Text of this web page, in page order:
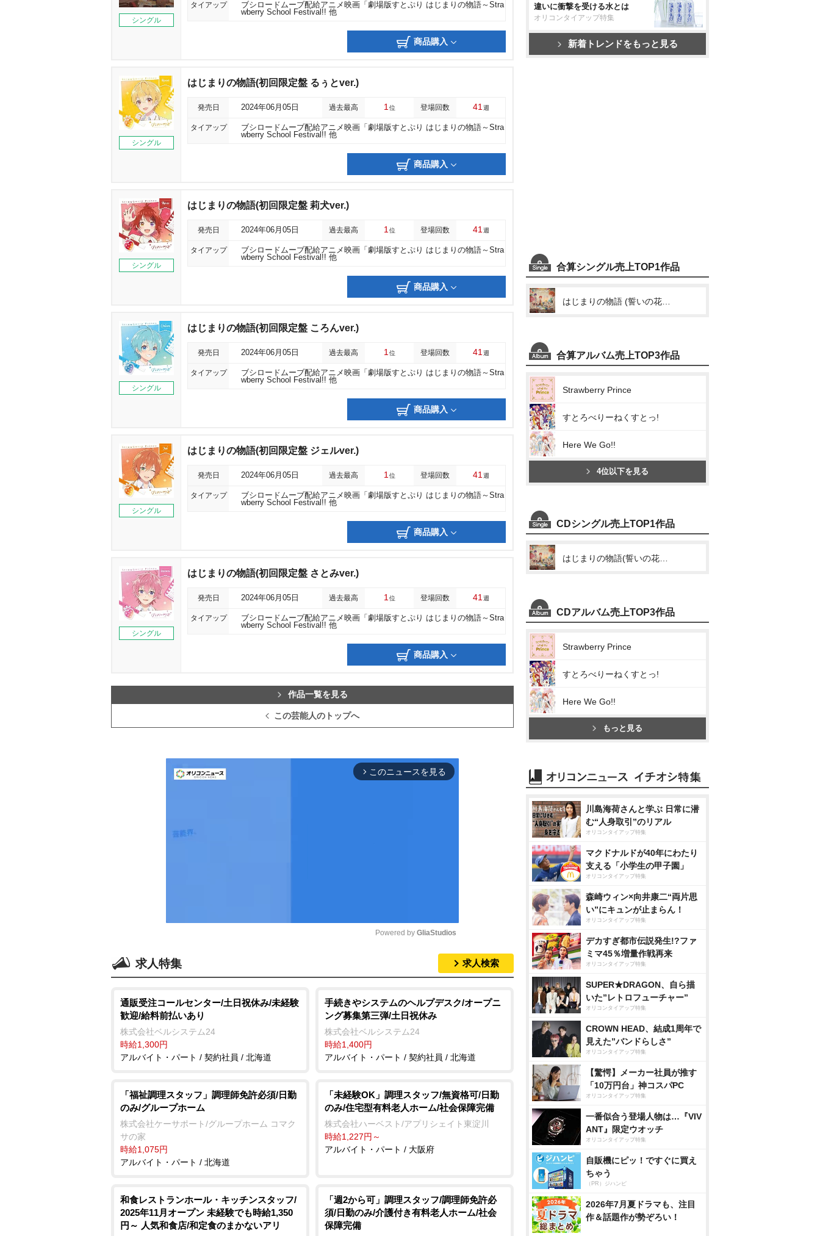
シングル
タイアップ
ブシロードムーブ配給アニメ映画「劇場版すとぷり はじまりの物語～Stra
wberry School Festival!! 他
商品購入
シングル
はじまりの物語(初回限定盤 るぅとver.)
発売日 2024年06月05日 過去最高 1 位 登場回数 41 週
タイアップ
ブシロードムーブ配給アニメ映画「劇場版すとぷり はじまりの物語～Stra
wberry School Festival!! 他
商品購入
シングル
はじまりの物語(初回限定盤 莉犬ver.)
発売日 2024年06月05日 過去最高 1 位 登場回数 41 週
タイアップ
ブシロードムーブ配給アニメ映画「劇場版すとぷり はじまりの物語～Stra
wberry School Festival!! 他
商品購入
シングル
はじまりの物語(初回限定盤 ころんver.)
発売日 2024年06月05日 過去最高 1 位 登場回数 41 週
タイアップ
ブシロードムーブ配給アニメ映画「劇場版すとぷり はじまりの物語～Stra
wberry School Festival!! 他
商品購入
シングル
はじまりの物語(初回限定盤 ジェルver.)
発売日 2024年06月05日 過去最高 1 位 登場回数 41 週
タイアップ
ブシロードムーブ配給アニメ映画「劇場版すとぷり はじまりの物語～Stra
wberry School Festival!! 他
商品購入
シングル
はじまりの物語(初回限定盤 さとみver.)
発売日 2024年06月05日 過去最高 1 位 登場回数 41 週
タイアップ
ブシロードムーブ配給アニメ映画「劇場版すとぷり はじまりの物語～Stra
wberry School Festival!! 他
商品購入
作品一覧を見る
この芸能人のトップへ
arrow_forward_ios このニュースを見る
t
e
Powered by GliaStudios
求人特集 求人検索
通販受注コールセンター/土日祝休み/未経験
歓迎/給料前払いあり
株式会社ベルシステム24
時給1,300円
アルバイト・パート / 契約社員 / 北海道
手続きやシステムのヘルプデスク/オープニ
ング募集第三弾/土日祝休み
株式会社ベルシステム24
時給1,400円
アルバイト・パート / 契約社員 / 北海道
「福祉調理スタッフ」調理師免許必須/日勤
のみ/グループホーム
株式会社ケーサポート/グループホーム コマク
サの家
時給1,075円
アルバイト・パート / 北海道
「未経験OK」調理スタッフ/無資格可/日勤
のみ/住宅型有料老人ホーム/社会保障完備
株式会社ハーベスト/アプリシェイト東淀川
時給1,227円～
アルバイト・パート / 大阪府
和食レストランホール・キッチンスタッフ/
2025年11月オープン 未経験でも時給1,350
円～ 人気和食店/和定食のまかないアリ
「週2から可」調理スタッフ/調理師免許必
須/日勤のみ/介護付き有料老人ホーム/社会
保障完備
違いに衝撃を受ける水とは
オリコンタイアップ特集
新着トレンドをもっと見る
合算シングル売上TOP1作品
合算アルバム売上TOP3作品
Strawberry Prince
すとろべりーねくすとっ!
Here We Go!!
4位以下を見る
CDシングル売上TOP1作品
CDアルバム売上TOP3作品
Strawberry Prince
すとろべりーねくすとっ!
Here We Go!!
もっと見る
川島海荷さんと学ぶ 日常に潜
む“人身取引”のリアル
オリコンタイアップ特集
マクドナルドが40年にわたり
支える「小学生の甲子園」
オリコンタイアップ特集
森崎ウィン×向井康二“両片思
い”にキュンが止まらん！
オリコンタイアップ特集
デカすぎ都市伝説発生!?ファ
ミマ45％増量作戦再来
オリコンタイアップ特集
SUPER★DRAGON、自ら描
いた”レトロフューチャー”
オリコンタイアップ特集
CROWN HEAD、結成1周年で
見えた”バンドらしさ”
オリコンタイアップ特集
【驚愕】メーカー社員が推す
「10万円台」神コスパPC
オリコンタイアップ特集
一番似合う登場人物は…『VIV
ANT』限定ウオッチ
オリコンタイアップ特集
自販機にピッ！ですぐに買え
ちゃう
（PR）ジハンピ
2026年7月夏ドラマも、注目
作＆話題作が勢ぞろい！